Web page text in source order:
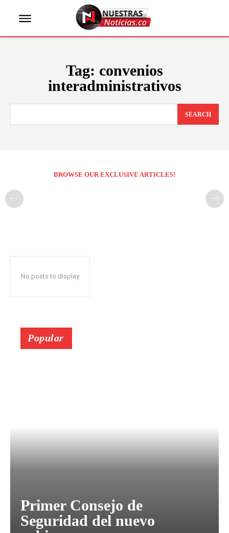
Tag: convenios
interadministrativos
SEARCH
BROWSE OUR EXCLUSIVE ARTICLES!
No posts to display
Popular
Primer Consejo de
Seguridad del nuevo